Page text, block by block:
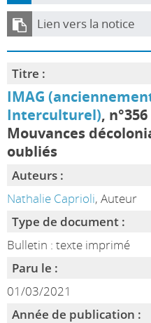
Lien vers la notice
Titre :
IMAG
Interculturel),
Mouvances
oubliés
Auteurs :
Nathalie Caprioli, Auteur
Type de document :
Bulletin : texte imprimé
Paru le :
01/03/2021
Année de publication :